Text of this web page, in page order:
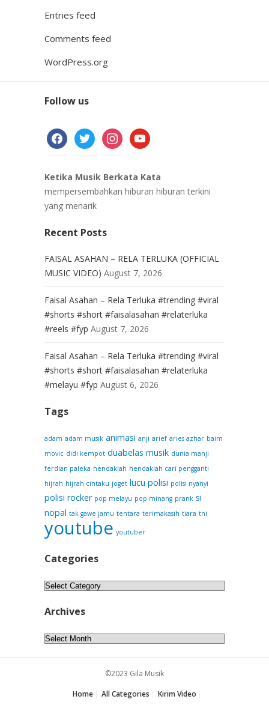
Entries feed
Comments feed
WordPress.org
Follow us
facebooktwitter instagramyoutube
Ketika Musik Berkata Kata
mempersembahkan hiburan hiburan terkini
yang menarik
Recent Posts
FAISAL ASAHAN – RELA TERLUKA (OFFICIAL
MUSIC VIDEO) August 7, 2026
Faisal Asahan – Rela Terluka #trending #viral
#shorts #short #faisalasahan #relaterluka
#reels #fyp August 7, 2026
Faisal Asahan – Rela Terluka #trending #viral
#shorts #short #faisalasahan #relaterluka
#melayu #fyp August 6, 2026
Tags
adam adam musik animasi anji arief aries azhar baim
movic didi kempot duabelas musik dunia manji
ferdian paleka hendaklah hendaklah cari pengganti
hijrah hijrah cintaku joget lucu polisi polisi nyanyi
polisi rocker pop melayu pop minang prank si
nopal tak gawe jamu tentara terimakasih tiara tni
youtube youtuber
Categories
Categories
Archives
Archives
©2023 Gila Musik
Home
All Categories
Kirim Video